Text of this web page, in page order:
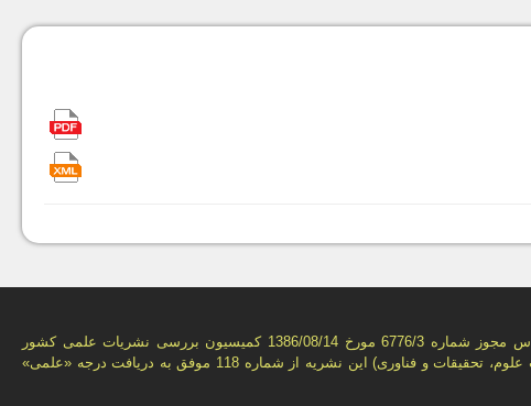
بر اساس مجوز شماره 6776/3 مورخ 1386/08/14 كمیسیون بررسى نشریات علمى كشور
(وزارت علوم، تحقیقات و فناورى) این نشریه از شماره 118 موفق به دریافت درجه «علمى»